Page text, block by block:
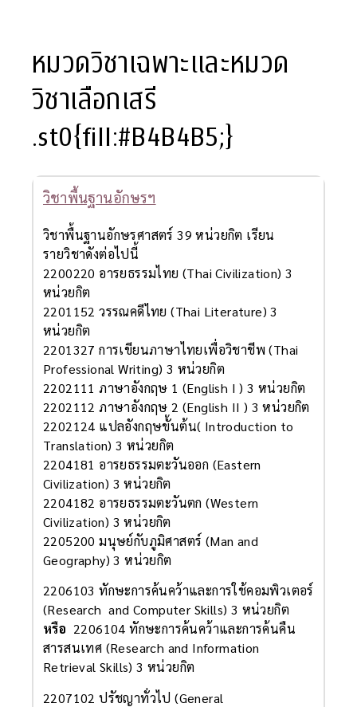
หมวดวิชาเฉพาะและหมวด
วิชาเลือกเสรี
.st0{fill:#B4B4B5;}
วิชาพื้นฐานอักษรฯ
วิชาพื้นฐานอักษรศาสตร์ 39 หน่วยกิต เรียน
รายวิชาดังต่อไปนี้
2200220 อารยธรรมไทย (Thai Civilization) 3
หน่วยกิต
2201152 วรรณคดีไทย (Thai Literature) 3
หน่วยกิต
2201327 การเขียนภาษาไทยเพื่อวิชาชีพ (Thai
Professional Writing) 3 หน่วยกิต
2202111 ภาษาอังกฤษ 1 (English I ) 3 หน่วยกิต
2202112 ภาษาอังกฤษ 2 (English II ) 3 หน่วยกิต
2202124 แปลอังกฤษขั้นต้น( Introduction to
Translation) 3 หน่วยกิต
2204181 อารยธรรมตะวันออก (Eastern
Civilization) 3 หน่วยกิต
2204182 อารยธรรมตะวันตก (Western
Civilization) 3 หน่วยกิต
2205200 มนุษย์กับภูมิศาสตร์ (Man and
Geography) 3 หน่วยกิต
2206103 ทักษะการค้นคว้าและการใช้คอมพิวเตอร์
(Research and Computer Skills) 3 หน่วยกิต
หรือ 2206104 ทักษะการค้นคว้าและการค้นคืน
สารสนเทศ (Research and Information
Retrieval Skills) 3 หน่วยกิต
2207102 ปรัชญาทั่วไป (General